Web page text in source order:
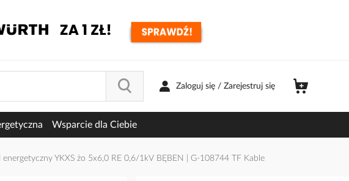
Zaloguj się / Zarejestruj się
Wsparcie dla Ciebie
energetyczny YKXS żo 5x6,0 RE 0,6/1kV BĘBEN | G-108744 TF Kable